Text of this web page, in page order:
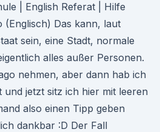
| English Referat | Hilfe
(Englisch) Das kann, laut
sein, eine Stadt, normale
alles außer Personen.
nehmen, aber dann hab ich
und jetzt sitz ich hier mit leeren
also einen Tipp geben
dankbar :D Der Fall